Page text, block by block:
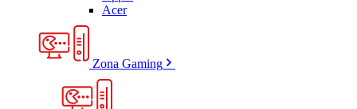
Acer
Zona Gaming